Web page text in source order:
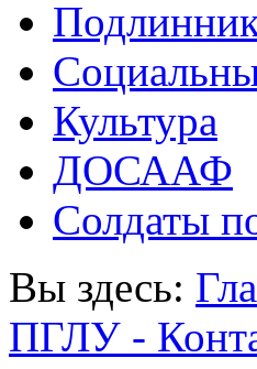
Культура
ДОСААФ
Солдаты
Вы здесь:
ПГЛУ -